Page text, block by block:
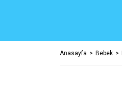
Anasayfa Bebek